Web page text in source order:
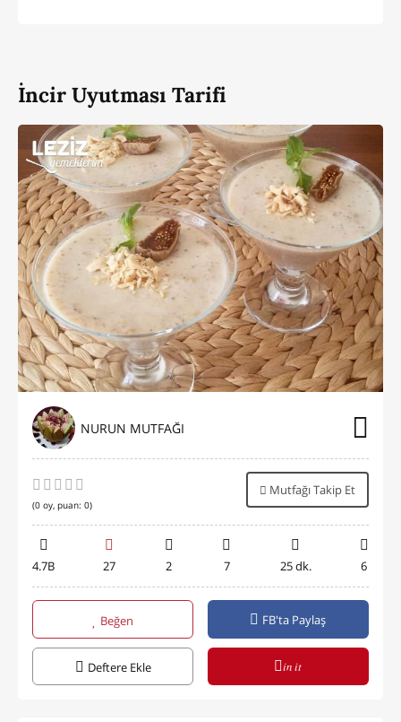
İncir Uyutması Tarifi
NURUN MUTFAĞI
(0 oy, puan: 0)
Mutfağı Takip Et
4.7B 27 2 7 25 dk. 6
Beğen FB'ta Paylaş
Deftere Ekle in it